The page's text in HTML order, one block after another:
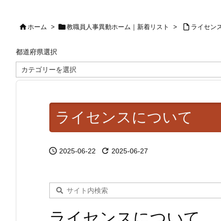
ホーム > 教職員人事異動ホーム｜新着リスト >  ライセン
都道府県選択
道
府
ライセンスについて
 2025-06-22  2025-06-27